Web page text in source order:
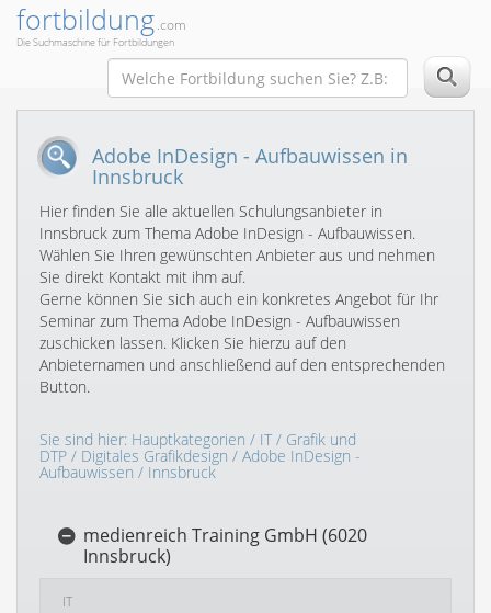
fortbildung.com
Die Suchmaschine für Fortbildungen
Adobe InDesign - Aufbauwissen in
Innsbruck
Hier finden Sie alle aktuellen Schulungsanbieter in
Innsbruck zum Thema Adobe InDesign - Aufbauwissen.
Wählen Sie Ihren gewünschten Anbieter aus und nehmen
Sie direkt Kontakt mit ihm auf.
Gerne können Sie sich auch ein konkretes Angebot für Ihr
Seminar zum Thema Adobe InDesign - Aufbauwissen
zuschicken lassen. Klicken Sie hierzu auf den
Anbieternamen und anschließend auf den entsprechenden
Button.
Sie sind hier: Hauptkategorien / IT/ Grafik und
DTP / Digitales Grafikdesign / Adobe InDesign -
Aufbauwissen / Innsbruck
medienreich Training GmbH (6020
Innsbruck)
IT